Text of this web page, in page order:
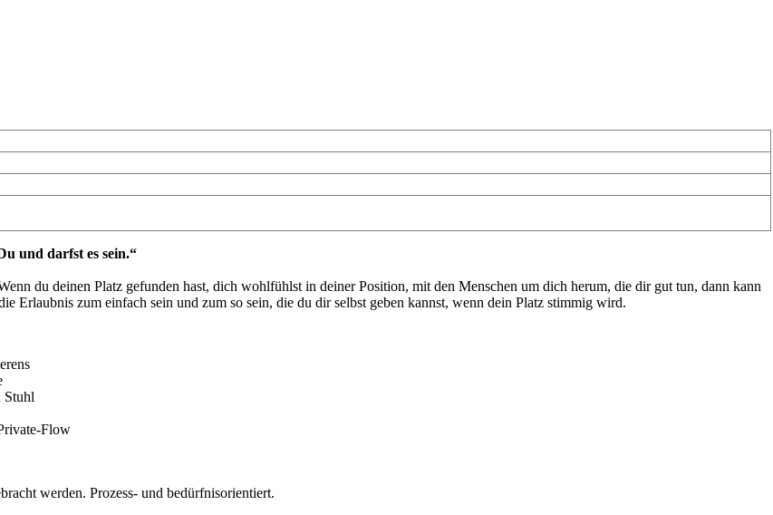
und darfst es sein.“
du deinen Platz gefunden hast, dich wohlfühlst in deiner Position, mit den Menschen um dich herum, die dir gut tun, dann kann
Erlaubnis zum einfach sein und zum so sein, die du dir selbst geben kannst, wenn dein Platz stimmig wird.
Stuhl
Flow
werden. Prozess- und bedürfnisorientiert.